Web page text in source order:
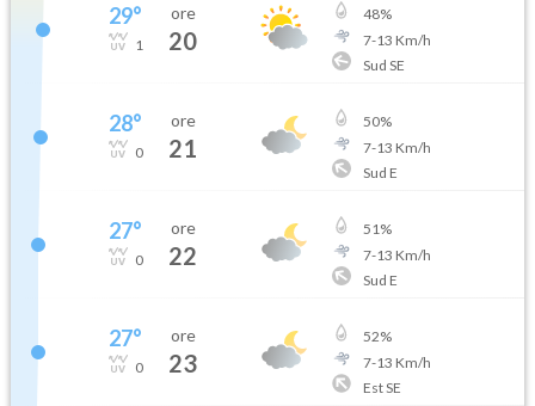
29°
1
ore
20
48%
7-13 Km/h
Sud SE
28°
0
ore
21
50%
7-13 Km/h
Sud E
27°
0
ore
22
51%
7-13 Km/h
Sud E
27°
0
ore
23
52%
7-13 Km/h
Est SE